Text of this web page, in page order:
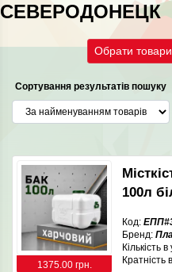
СЕВЕРОДОНЕЦК
Обрати
Сортування результатів пошуку
1375.00 грн.
100л
Код:
Бренд:
Кількість
Кратність